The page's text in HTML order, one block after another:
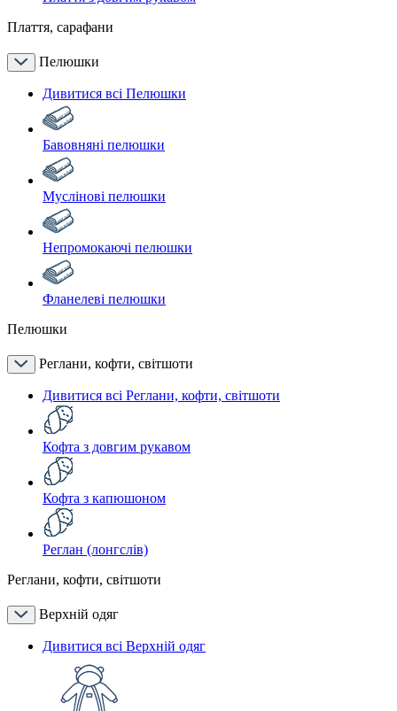
Плаття, сарафани
Пелюшки
Дивитися всі Пелюшки
Бавовняні пелюшки
Муслінові пелюшки
Непромокаючі пелюшки
Фланелеві пелюшки
Пелюшки
Реглани, кофти, світшоти
Дивитися всі Реглани, кофти, світшоти
Кофта з довгим рукавом
Кофта з капюшоном
Реглан (лонгслів)
Реглани, кофти, світшоти
Верхній одяг
Дивитися всі Верхній одяг